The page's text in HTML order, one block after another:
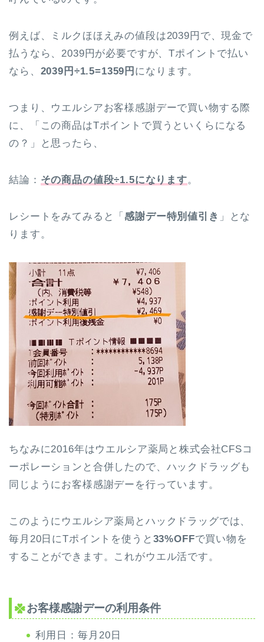
例えば、ミルクほほえみの値段は2039円で、現金で
払うなら、2039円が必要ですが、Tポイントで払い
なら、 2039円÷1.5=1359円 になります。
つまり、ウエルシアお客様感謝デーで買い物する際
に、「この商品はTポイントで買うといくらになる
の？」と思ったら、
結論： その商品の値段÷1.5になります。
レシートをみてみると「感謝デー特別値引き 」とな
ります。
ちなみに2016年はウエルシア薬局と株式会社CFSコ
ーポレーションと合併したので、ハックドラッグも
同じようにお客様感謝デーを行っています。
このようにウエルシア薬局とハックドラッグでは、
毎月20日にTポイントを使うと 33%OFFで買い物を
することができます。これがウエル活です。
お客様感謝デーの利用条件
利用日：毎月20日